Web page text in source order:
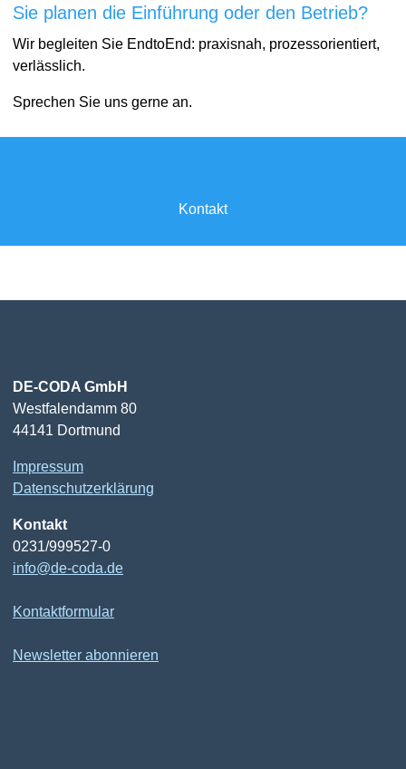
Sie planen die Einführung oder den Betrieb?
Wir begleiten Sie EndtoEnd: praxisnah, prozessorientiert,
verlässlich.
Sprechen Sie uns gerne an.
Kontakt
DE-CODA GmbH
Westfalendamm 80
44141 Dortmund
Impressum
Datenschutzerklärung
Kontakt
0231/999527-0
info@de-coda.de
Kontaktformular
Newsletter abonnieren